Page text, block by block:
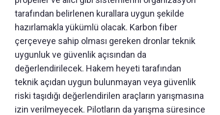
tarafından belirlenen kurallara uygun şekilde
hazırlamakla yükümlü olacak. Karbon fiber
çerçeveye sahip olması gereken dronlar teknik
uygunluk ve güvenlik açısından da
değerlendirilecek. Hakem heyeti tarafından
teknik açıdan uygun bulunmayan veya güvenlik
riski taşıdığı değerlendirilen araçların yarışmasına
izin verilmeyecek. Pilotların da yarışma süresince